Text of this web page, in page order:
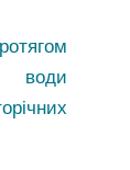
води